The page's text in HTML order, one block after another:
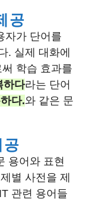
공
자가 단어를
. 실제 대화에
학습 효과를
하다라는 단어
다.와 같은 문
용어와 표현
별 사전을 제
관련 용어들